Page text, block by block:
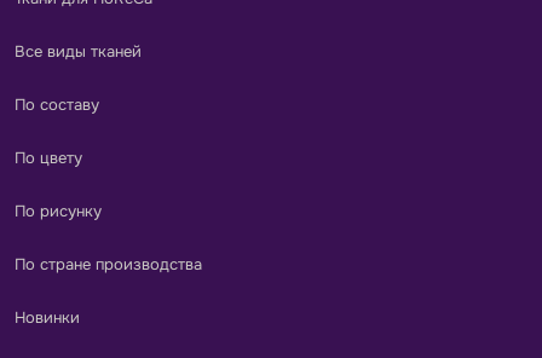
Все виды тканей
По составу
По цвету
По рисунку
По стране производства
Новинки